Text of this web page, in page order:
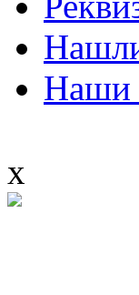
Наши
x